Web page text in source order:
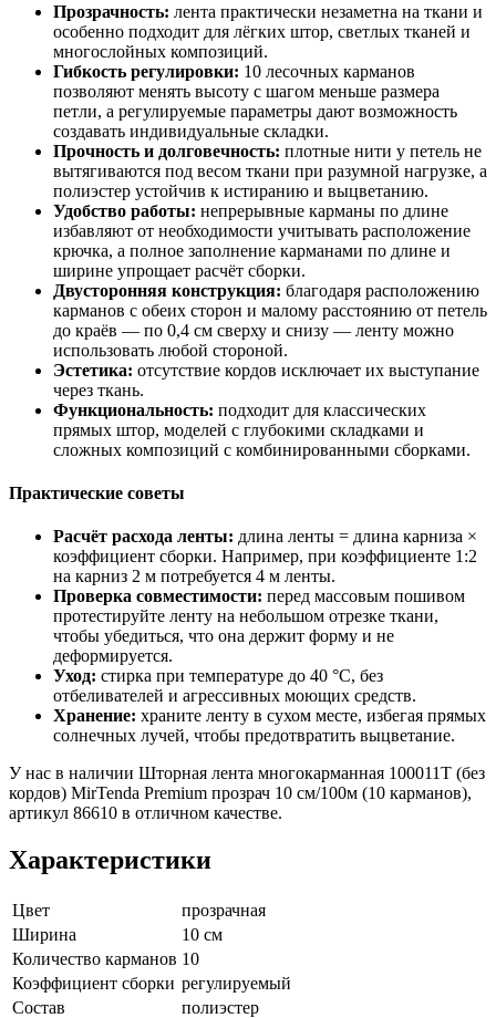
Прозрачность: лента практически незаметна на ткани и
особенно подходит для лёгких штор, светлых тканей и
многослойных композиций.
Гибкость регулировки: 10 лесочных карманов
позволяют менять высоту с шагом меньше размера
петли, а регулируемые параметры дают возможность
создавать индивидуальные складки.
Прочность и долговечность: плотные нити у петель не
вытягиваются под весом ткани при разумной нагрузке, а
полиэстер устойчив к истиранию и выцветанию.
Удобство работы: непрерывные карманы по длине
избавляют от необходимости учитывать расположение
крючка, а полное заполнение карманами по длине и
ширине упрощает расчёт сборки.
Двусторонняя конструкция: благодаря расположению
карманов с обеих сторон и малому расстоянию от петель
до краёв — по 0,4 см сверху и снизу — ленту можно
использовать любой стороной.
Эстетика: отсутствие кордов исключает их выступание
через ткань.
Функциональность: подходит для классических
прямых штор, моделей с глубокими складками и
сложных композиций с комбинированными сборками.
Практические советы
Расчёт расхода ленты: длина ленты = длина карниза ×
коэффициент сборки. Например, при коэффициенте 1:2
на карниз 2 м потребуется 4 м ленты.
Проверка совместимости: перед массовым пошивом
протестируйте ленту на небольшом отрезке ткани,
чтобы убедиться, что она держит форму и не
деформируется.
Уход: стирка при температуре до 40 °C, без
отбеливателей и агрессивных моющих средств.
Хранение: храните ленту в сухом месте, избегая прямых
солнечных лучей, чтобы предотвратить выцветание.
У нас в наличии Шторная лента многокарманная 100011T (без
кордов) MirTenda Premium прозрач 10 см/100м (10 карманов),
артикул 86610 в отличном качестве.
Характеристики
Цвет
прозрачная
Ширина
10 см
Количество карманов 10
Коэффициент сборки регулируемый
Состав
полиэстер